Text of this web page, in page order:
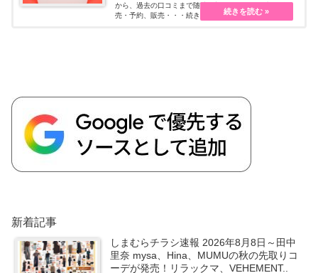
から、過去の口コミまで随時更新しています。先行販
売・予約、販売・・・続きを読む
新着記事
しまむらチラシ速報 2026年8月8日～田中
里奈 mysa、Hina、MUMUの秋の先取りコ
ーデが発売！リラックマ、VEHEMENT..